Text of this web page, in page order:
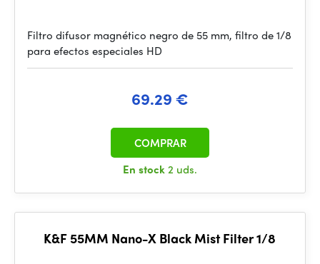
Filtro difusor magnético negro de 55 mm, filtro de 1/8
para efectos especiales HD
69.29 €
En stock2 uds.
COMPRAR
K&F 55MM Nano-X Black Mist Filter 1/8